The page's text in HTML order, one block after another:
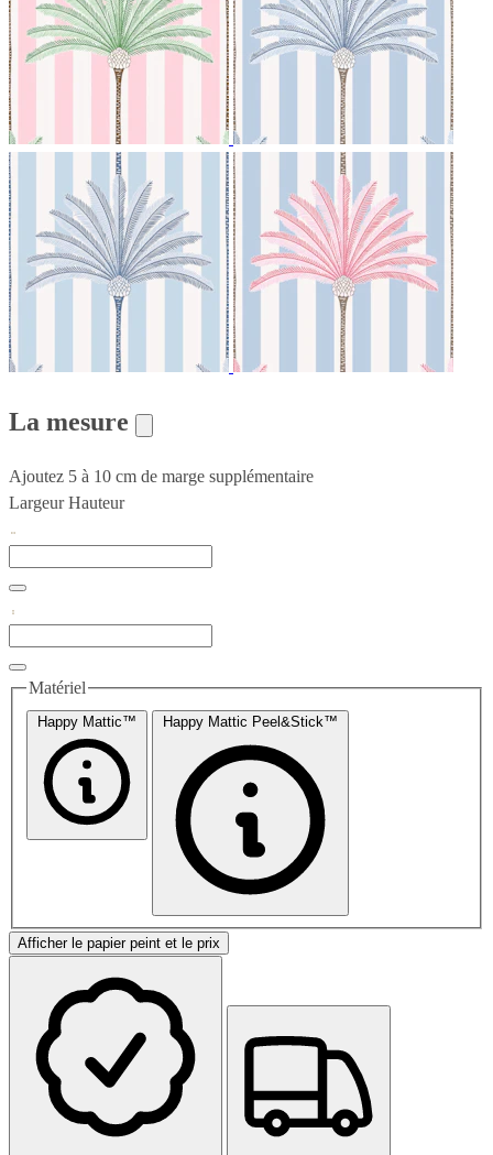
La mesure
Ajoutez 5 à 10 cm de marge supplémentaire
Largeur Hauteur
Matériel
Happy Mattic™ Happy Mattic Peel&Stick™
Afficher le papier peint et le prix